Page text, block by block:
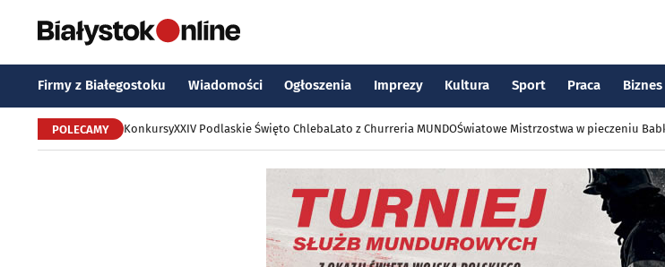
Firmy z Białegostoku Wiadomości Ogłoszenia Imprezy Kultura Sport Praca Biznes
POLECAMY KonkursyXXIV Podlaskie Święto ChlebaLato z Churreria MUNDOŚwiatowe Mistrzostwa w pieczeniu